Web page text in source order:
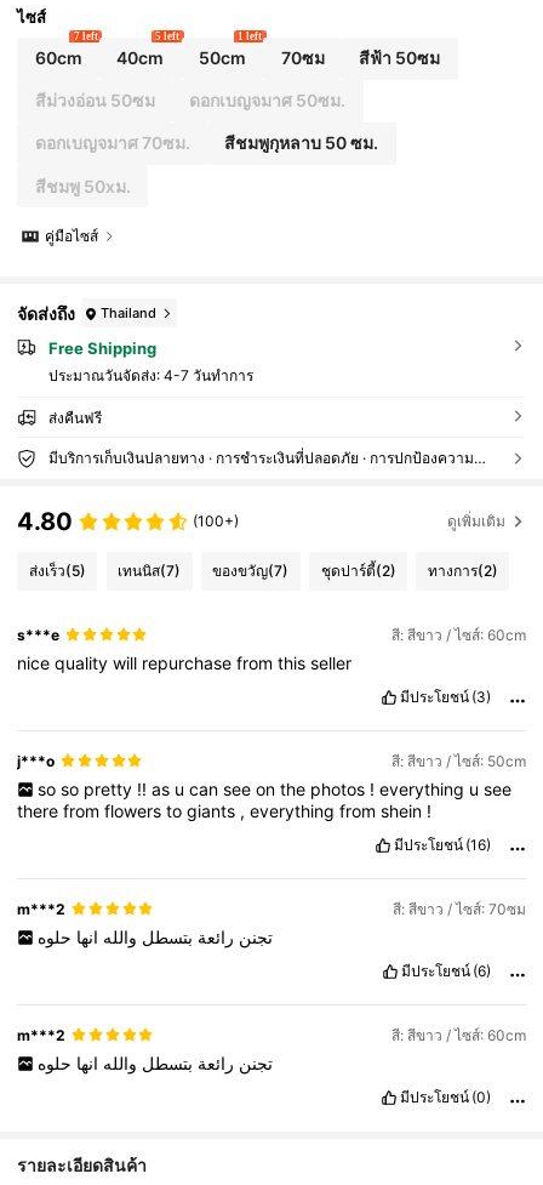
ไซส์
60cm
7 left
40cm
5 left
50cm
1 left
70ซม สีฟ้า 50ซม
สีม่วงอ่อน 50ซม ดอกเบญจมาศ 50ซม.
ดอกเบญจมาศ 70ซม. สีชมพูกุหลาบ 50 ซม.
สีชมพู 50xม.
คู่มือไซส์
จัดส่งถึง Thailand
Free Shipping
ประมาณวันจัดส่ง: 4-7 วันทำการ
ส่งคืนฟรี
มีบริการเก็บเงินปลายทาง · การชำระเงินที่ปลอดภัย · การปกป้องความเป็นส่วนตัว
4.80 (100+) ดูเพิ่มเติม
ส่งเร็ว(5) เทนนิส(7) ของขวัญ(7) ชุดปาร์ตี้(2) ทางการ(2)
s***e สี: สีขาว / ไซส์: 60cm
nicequalitywill repurchasefromthisseller
มีประโยชน์ (3)
j***o สี: สีขาว / ไซส์: 50cm
so so pretty !! as u can see on the photos ! everything u see
therefromflowerstogiants ,everythingfromshein !
มีประโยชน์ (16)
m***2 สี: สีขาว / ไซส์: 70ซม
تجنن رائعة بتسطل والله انها حلوه
มีประโยชน์ (6)
m***2 สี: สีขาว / ไซส์: 60cm
تجنن رائعة بتسطل والله انها حلوه
มีประโยชน์ (0)
รายละเอียดสินค้า